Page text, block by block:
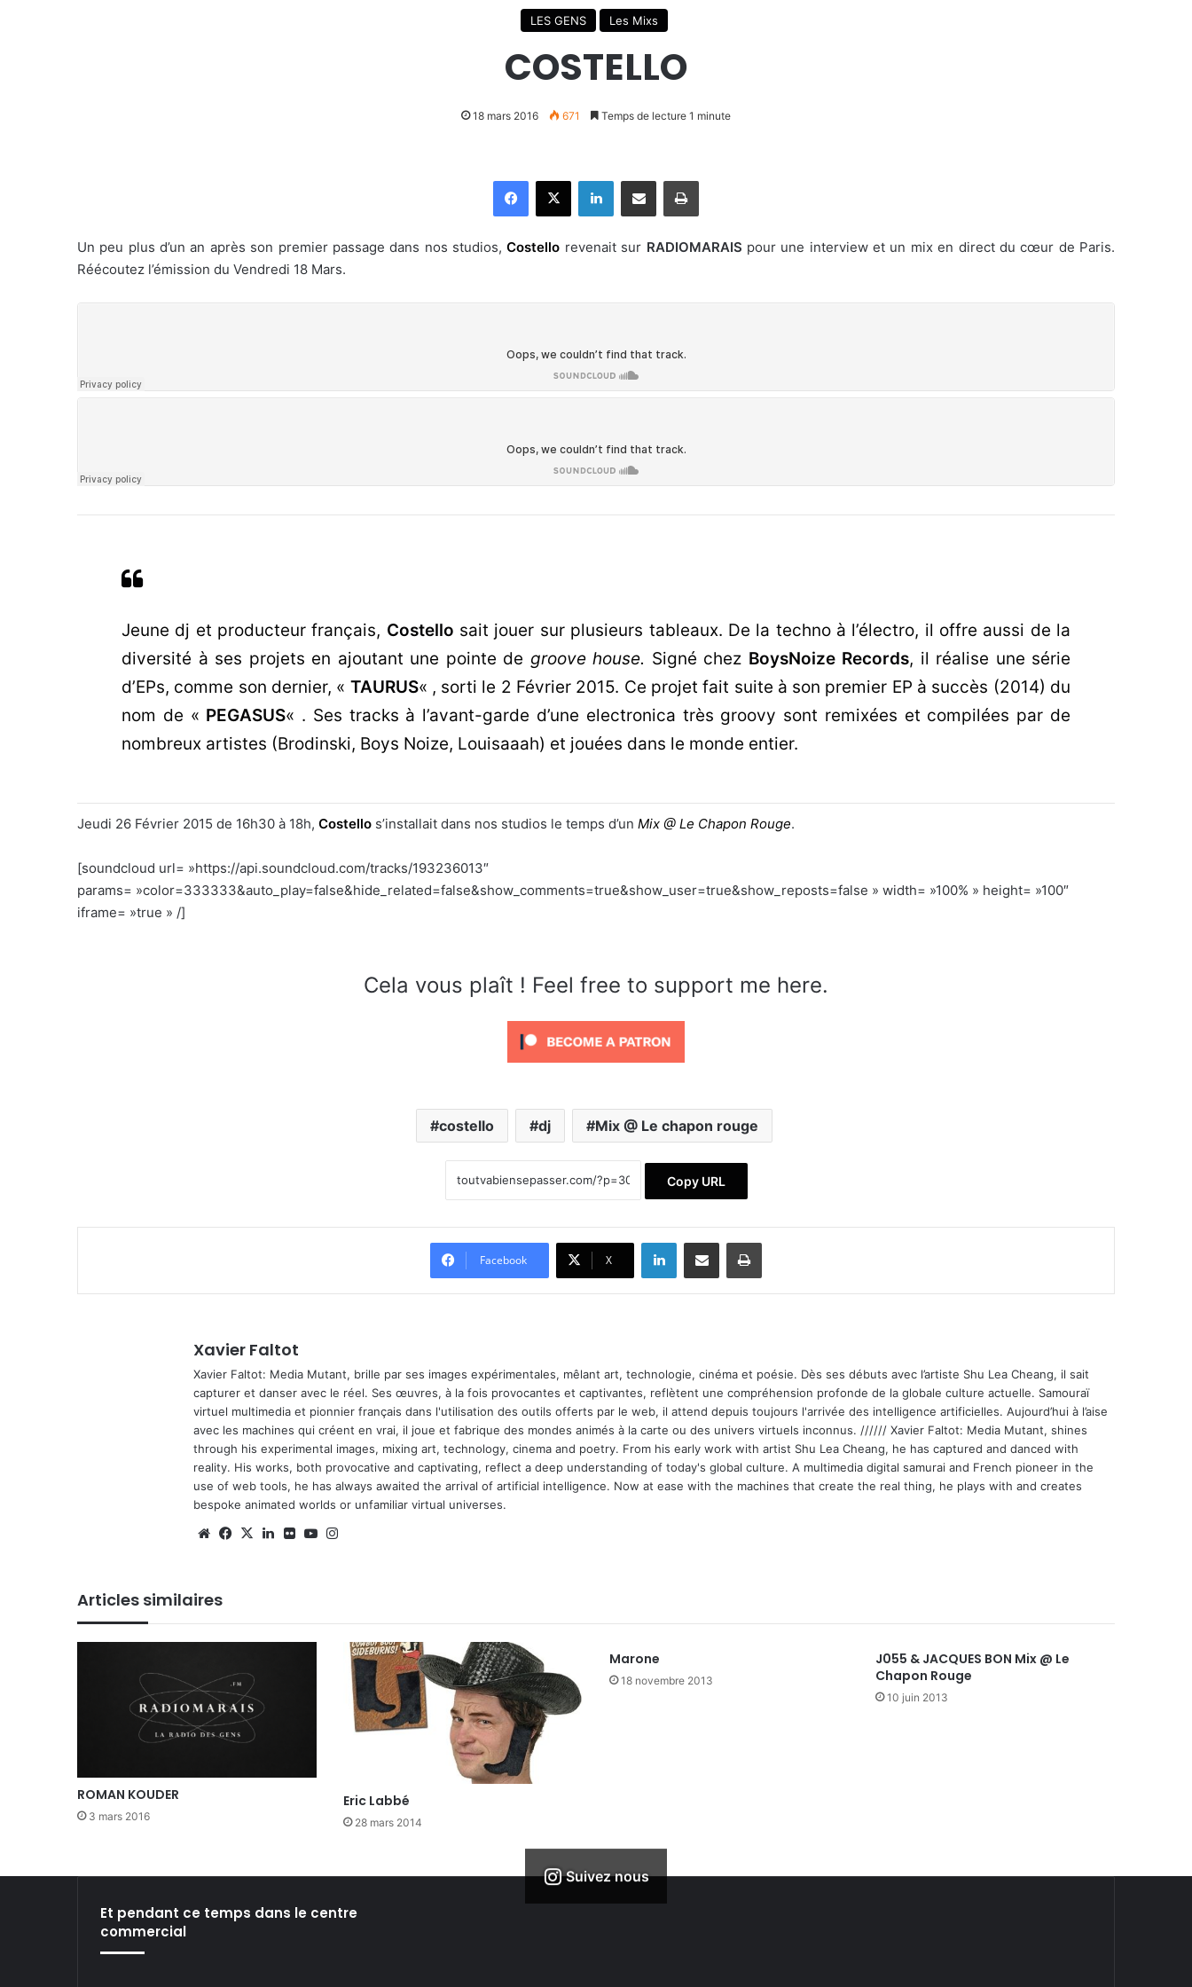
LES GENS Les Mixs
COSTELLO
18 mars 2016 671 Temps de lecture 1 minute
Un peu plus d’un an après son premier passage dans nos studios,Costello revenait sur RADIOMARAIS pour une interview et un mix en direct du cœur de Paris.
Réécoutez l’émission du Vendredi 18 Mars.
Jeune dj et producteur français, Costello sait jouer sur plusieurs tableaux. De la techno à l’électro, il offre aussi de la
diversité à ses projets en ajoutant une pointe de groove house. Signé chez BoysNoize Records, il réalise une série
d’EPs, comme son dernier, « TAURUS« , sorti le 2 Février 2015. Ce projet fait suite à son premier EP à succès (2014) du
nom de « PEGASUS« . Ses tracks à l’avant-garde d’une electronica très groovy sont remixées et compilées par de
nombreux artistes (Brodinski, Boys Noize, Louisaaah) et jouées dans le monde entier.
Jeudi 26 Février 2015 de 16h30 à 18h, Costello s’installait dans nos studios le temps d’un Mix @ Le Chapon Rouge.
[soundcloud url= »https://api.soundcloud.com/tracks/193236013″
params= »color=333333&auto_play=false&hide_related=false&show_comments=true&show_user=true&show_reposts=false » width= »100% » height= »100″
iframe= »true » /]
Cela vous plaît ! Feel free to support me here.
costello dj Mix @ Le chapon rouge
Copy URL
Facebook X
Xavier Faltot
Xavier Faltot: Media Mutant, brille par ses images expérimentales, mêlant art, technologie, cinéma et poésie. Dès ses débuts avec l’artiste Shu Lea Cheang, il sait
capturer et danser avec le réel. Ses œuvres, à la fois provocantes et captivantes, reflètent une compréhension profonde de la globale culture actuelle. Samouraï
virtuel multimedia et pionnier français dans l'utilisation des outils offerts par le web, il attend depuis toujours l'arrivée des intelligence artificielles. Aujourd’hui à l’aise
avec les machines qui créent en vrai, il joue et fabrique des mondes animés à la carte ou des univers virtuels inconnus. ////// Xavier Faltot: Media Mutant, shines
through his experimental images, mixing art, technology, cinema and poetry. From his early work with artist Shu Lea Cheang, he has captured and danced with
reality. His works, both provocative and captivating, reflect a deep understanding of today's global culture. A multimedia digital samurai and French pioneer in the
use of web tools, he has always awaited the arrival of artificial intelligence. Now at ease with the machines that create the real thing, he plays with and creates
bespoke animated worlds or unfamiliar virtual universes.
We Fa
X
Lin Fli Yo
Articles similaires
ROMAN KOUDER
3 mars 2016
Eric Labbé
28 mars 2014
Marone
18 novembre 2013
J055 & JACQUES BON Mix @ Le
Chapon Rouge
10 juin 2013
Suivez nous
Et pendant ce temps dans le centre
commercial